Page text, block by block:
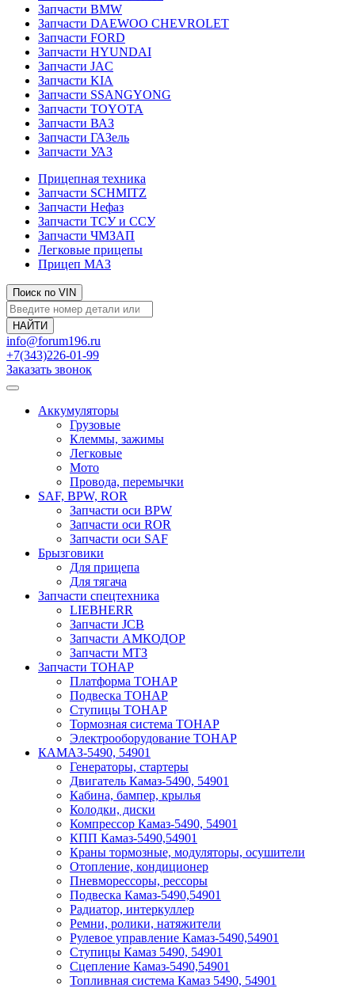
Запчасти BMW
Запчасти DAEWOO CHEVROLET
Запчасти FORD
Запчасти HYUNDAI
Запчасти JAC
Запчасти KIA
Запчасти SSANGYONG
Запчасти TOYOTA
Запчасти ВАЗ
Запчасти ГАЗель
Запчасти УАЗ
Прицепная техника
Запчасти SCHMITZ
Запчасти Нефаз
Запчасти ТСУ и ССУ
Запчасти ЧМЗАП
Легковые прицепы
Прицеп МАЗ
Поиск по VIN
info@forum196.ru
+7(343)226-01-99
Заказать звонок
Аккумуляторы
Грузовые
Клеммы, зажимы
Легковые
Мото
Провода, перемычки
SAF, BPW, ROR
Запчасти оси BPW
Запчасти оси ROR
Запчасти оси SAF
Брызговики
Для прицепа
Для тягача
Запчасти спецтехника
LIEBHERR
Запчасти JCB
Запчасти АМКОДОР
Запчасти МТЗ
Запчасти ТОНАР
Платформа ТОНАР
Подвеска ТОНАР
Ступицы ТОНАР
Тормозная система ТОНАР
Электрооборудование ТОНАР
КАМАЗ-5490, 54901
Генераторы, стартеры
Двигатель Камаз-5490, 54901
Кабина, бампер, крылья
Колодки, диски
Компрессор Камаз-5490, 54901
КПП Камаз-5490,54901
Краны тормозные, модуляторы, осушители
Отопление, кондиционер
Пневморессоры, рессоры
Подвеска Камаз-5490,54901
Радиатор, интеркуллер
Ремни, ролики, натяжители
Рулевое управление Камаз-5490,54901
Ступицы Камаз 5490, 54901
Сцепление Камаз-5490,54901
Топливная система Камаз 5490, 54901